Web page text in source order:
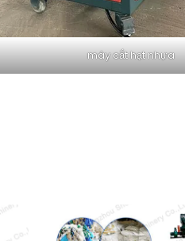
máy cắt hạt nhựa